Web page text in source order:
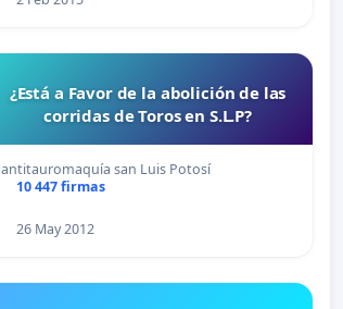
¿Está a Favor de la abolición de las
corridas de Toros en S.L.P?
antitauromaquía san Luis Potosí
10 447 firmas
26 May 2012